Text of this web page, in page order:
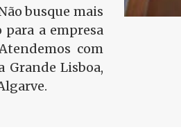
busque mais
a empresa
com
Grande Lisboa,